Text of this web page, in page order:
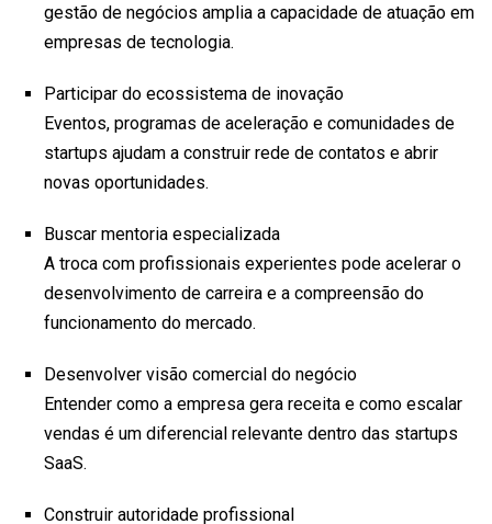
gestão de negócios amplia a capacidade de atuação em
empresas de tecnologia.
Participar do ecossistema de inovação
Eventos, programas de aceleração e comunidades de
startups ajudam a construir rede de contatos e abrir
novas oportunidades.
Buscar mentoria especializada
A troca com profissionais experientes pode acelerar o
desenvolvimento de carreira e a compreensão do
funcionamento do mercado.
Desenvolver visão comercial do negócio
Entender como a empresa gera receita e como escalar
vendas é um diferencial relevante dentro das startups
SaaS.
Construir autoridade profissional